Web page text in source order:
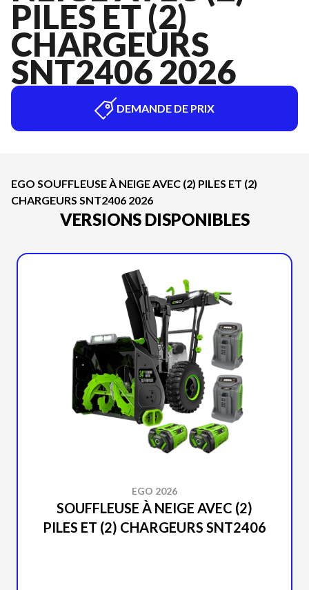
PILES ET (2)
CHARGEURS
SNT2406 2026
DEMANDE DE PRIX
EGO SOUFFLEUSE À NEIGE AVEC (2) PILES ET (2)
CHARGEURS SNT2406 2026
VERSIONS DISPONIBLES
EGO 2026
SOUFFLEUSE À NEIGE AVEC (2)
PILES ET (2) CHARGEURS SNT2406